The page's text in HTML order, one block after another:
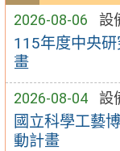
2026-08-06 設
115年度中央
畫
2026-08-04 設
國立科學工藝
動計畫